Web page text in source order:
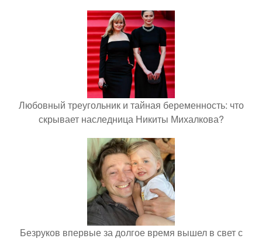
Любовный треугольник и тайная беременность: что
скрывает наследница Никиты Михалкова?
Безруков впервые за долгое время вышел в свет с